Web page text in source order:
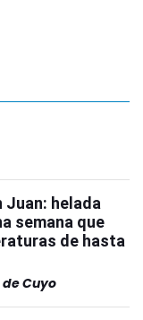
Juan: helada
semana que
de hasta
Cuyo